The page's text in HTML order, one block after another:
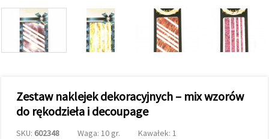
ruch i
wyświetlać
bardziej
trafne treści
oraz
naszych
partnerów
analitycznych
marketingowych.
Zestaw naklejek dekoracyjnych – mix wzorów
do rękodzieła i decoupage
SKU: 602348 Waga: 10 gr.
Kawałek: 1